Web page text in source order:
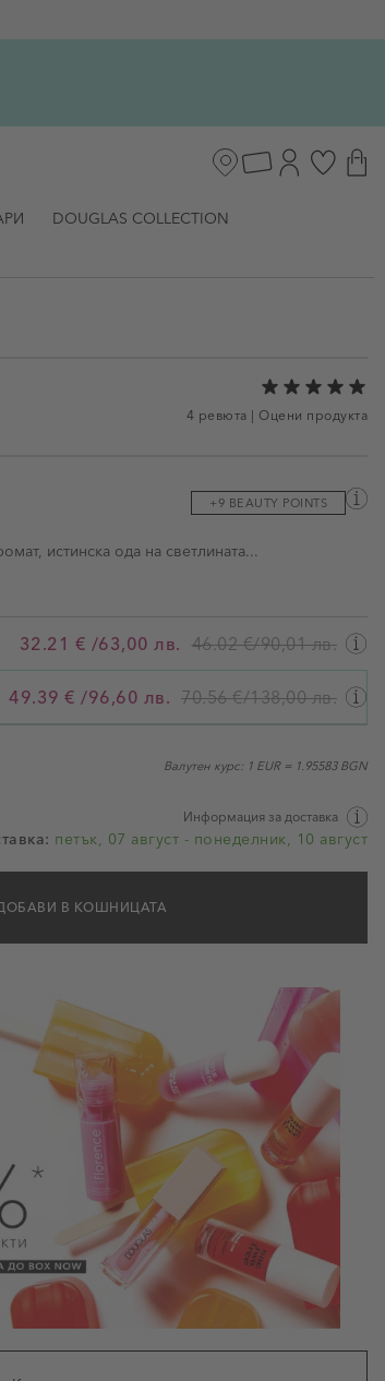
DOUGLAS COLLECTION
4 ревюта | Оцени продукта
+9 BEAUTY POINTS
истинска ода на светлината...
32.21 € /63,00 лв. 46.02 €/90,01 лв.
49.39 € /96,60 лв. 70.56 €/138,00 лв.
Валутен курс: 1 EUR = 1.95583 BGN
Информация за доставка
петък, 07 август - понеделник, 10 август
В КОШНИЦАТА